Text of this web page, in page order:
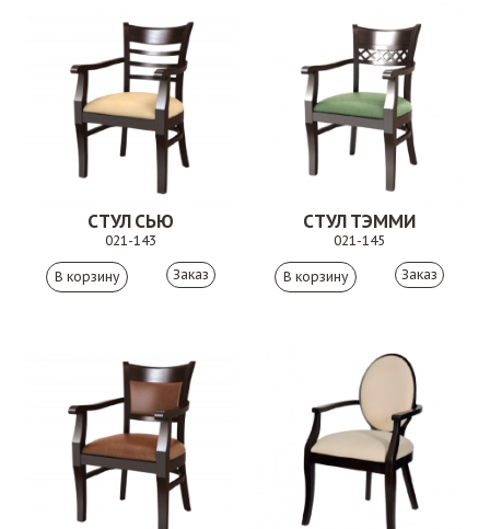
СТУЛ СЬЮ
021-143
Заказ
СТУЛ ТЭММИ
021-145
Заказ